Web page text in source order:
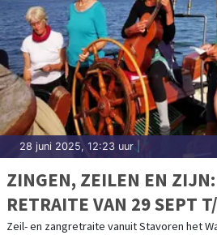
28 juni 2025, 12:23 uur
ZINGEN, ZEILEN EN
RETRAITE VAN 29 SEPT
Zeil- en zangretraite vanuit Stavoren het